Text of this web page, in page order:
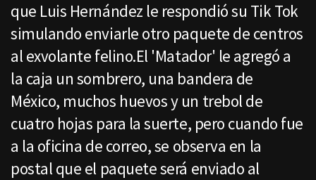
que Luis Hernández le respondió su Tik Tok
simulando enviarle otro paquete de centros
al exvolante felino.El 'Matador' le agregó a
la caja un sombrero, una bandera de
México, muchos huevos y un trebol de
cuatro hojas para la suerte, pero cuando fue
a la oficina de correo, se observa en la
postal que el paquete será enviado al